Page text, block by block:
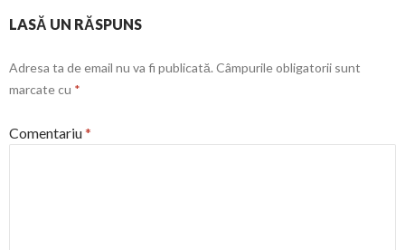
LASĂ UN RĂSPUNS
Adresa ta de email nu va fi publicată. Câmpurile obligatorii sunt
marcate cu *
Comentariu*